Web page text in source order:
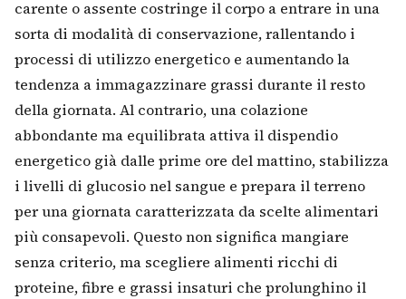
carente o assente costringe il corpo a entrare in una
sorta di modalità di conservazione, rallentando i
processi di utilizzo energetico e aumentando la
tendenza a immagazzinare grassi durante il resto
della giornata. Al contrario, una colazione
abbondante ma equilibrata attiva il dispendio
energetico già dalle prime ore del mattino, stabilizza
i livelli di glucosio nel sangue e prepara il terreno
per una giornata caratterizzata da scelte alimentari
più consapevoli. Questo non significa mangiare
senza criterio, ma scegliere alimenti ricchi di
proteine, fibre e grassi insaturi che prolunghino il